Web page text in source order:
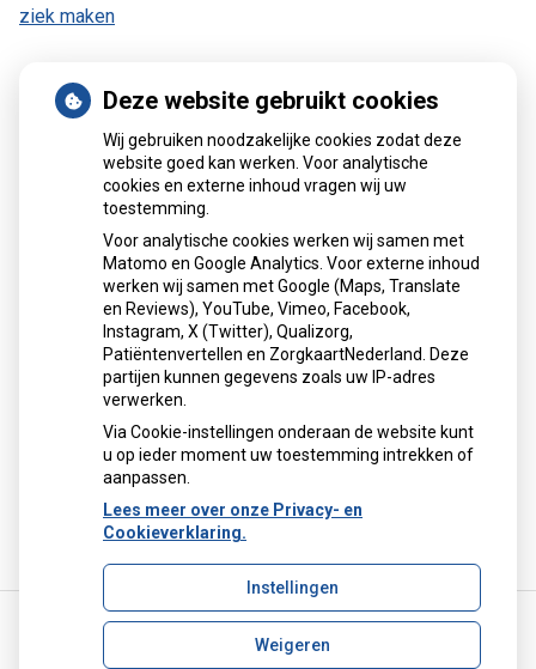
ziek maken
Patiëntenomgeving
Herhaalrecepten aanvragen
Patiëntenomgeving
Uw Zorg Online |Beheer
Deze website gebruikt cookies
Wij gebruiken noodzakelijke cookies zodat deze
website goed kan werken. Voor analytische
cookies en externe inhoud vragen wij uw
toestemming.
Voor analytische cookies werken wij samen met
Matomo en Google Analytics. Voor externe inhoud
werken wij samen met Google (Maps, Translate
en Reviews), YouTube, Vimeo, Facebook,
Instagram, X (Twitter), Qualizorg,
Patiëntenvertellen en ZorgkaartNederland. Deze
partijen kunnen gegevens zoals uw IP-adres
verwerken.
Via Cookie-instellingen onderaan de website kunt
u op ieder moment uw toestemming intrekken of
aanpassen.
Lees meer over onze Privacy- en
Cookieverklaring.
Instellingen
Weigeren